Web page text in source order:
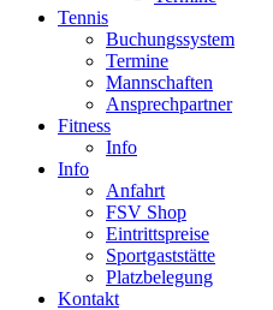
Tennis
Buchungssystem
Termine
Mannschaften
Ansprechpartner
Fitness
Info
Info
Anfahrt
FSV Shop
Eintrittspreise
Sportgaststätte
Platzbelegung
Kontakt